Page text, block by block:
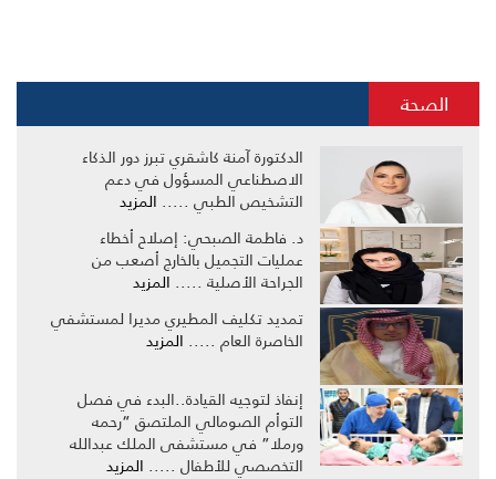
الصحة
الدكتورة آمنة كاشقري تبرز دور الذكاء
الاصطناعي المسؤول في دعم
التشخيص الطبي ..... المزيد
د. فاطمة الصبحي: إصلاح أخطاء
عمليات التجميل بالخارج أصعب من
الجراحة الأصلية ..... المزيد
تمديد تكليف المطيري مديرا لمستشفي
الخاصرة العام ..... المزيد
إنفاذ لتوجيه القيادة..البدء في فصل
التوأم الصومالي الملتصق “رحمه
ورملا” في مستشفى الملك عبدالله
التخصصي للأطفال ..... المزيد